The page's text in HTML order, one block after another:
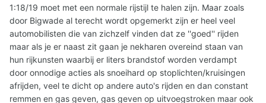
1:18/19 moet met een normale rijstijl te halen zijn. Maar zoals
door Bigwade al terecht wordt opgemerkt zijn er heel veel
automobilisten die van zichzelf vinden dat ze ''goed'' rijden
maar als je er naast zit gaan je nekharen overeind staan van
hun rijkunsten waarbij er liters brandstof worden verdampt
door onnodige acties als snoeihard op stoplichten/kruisingen
afrijden, veel te dicht op andere auto's rijden en dan constant
remmen en gas geven, gas geven op uitvoegstroken maar ook